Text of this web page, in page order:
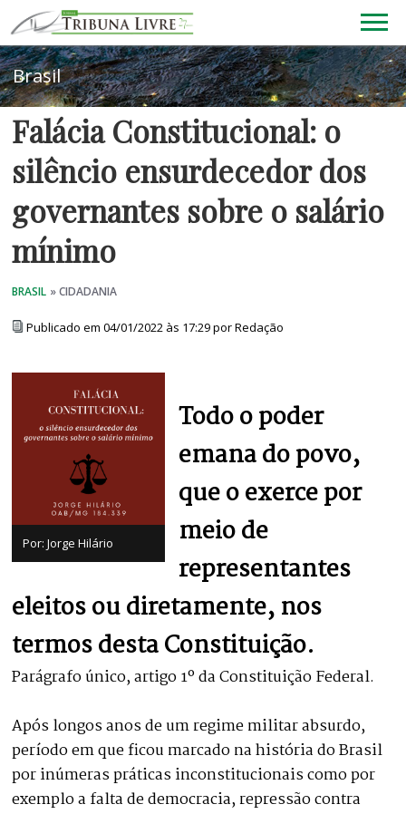
Falácia Constitucional: o
silêncio ensurdecedor dos
governantes sobre o salário
mínimo
Publicado em 04/01/2022 às 17:29 por Redação
Por: Jorge Hilário
Todo o poder
emana do povo,
que o exerce por
meio de
representantes
eleitos ou diretamente, nos
termos desta Constituição.
Parágrafo único, artigo 1º da Constituição Federal.
Após longos anos de um regime militar absurdo,
período em que ficou marcado na história do Brasil
por inúmeras práticas inconstitucionais como por
exemplo a falta de democracia, repressão contra